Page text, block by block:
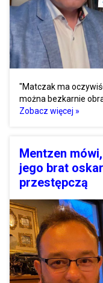
"Matczak ma
można bezkarnie
Zobacz więcej »
Mentzen
jego brat
przestępczą